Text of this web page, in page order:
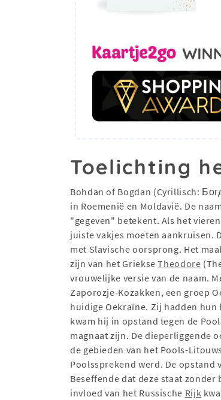
Toelichting
Bohdan of Bogdan (Cyrillisch:
in Roemenië en Moldavië. De
"gegeven" betekent. Als het
juiste vakjes moeten aankruisen.
met Slavische oorsprong. Het
zijn van het GriekseTheodore
vrouwelijke versie van de naam.
Zaporozje-Kozakken, een groep
huidige Oekraïne. Zij hadden hun
kwam hij in opstand tegen de
magnaat zijn. De dieperliggende
de gebieden van het Pools-
Poolssprekend werd. De opstand
Beseffende dat deze staat
invloed van het Russische Rijk